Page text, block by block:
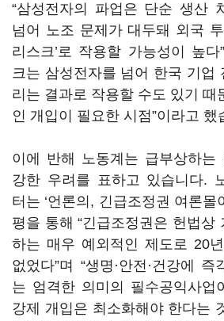
“삼성전자의 파업은 단순 생산
넘어 노조 문제가 대두돼 외국
리스크’로 작용할 가능성이 높다”
크는 삼성전자를 넘어 한국 기업
리는 결과로 작용할 수도 있기 때
인 개입이 필요한 시점”이라고 했
이에 반해 노동계는 급부상하는
강한 우려를 표하고 있습니다.
터는 ‘언론의 , 긴급조정권 여론몰
평을 통해“긴급조정권은 헌법상
하는 매우 예외적인 제도로 20
없었다”며 “생명·안전·건강에
는 엄격한 의미의 필수공익사업
강제 개입은 최소화해야 한다는